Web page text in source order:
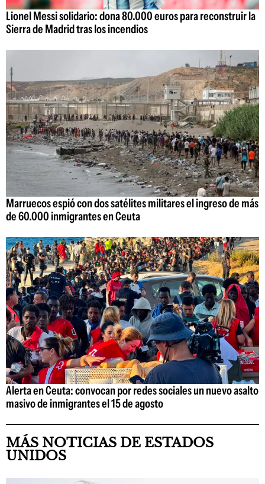
Lionel Messi solidario: dona 80.000 euros para reconstruir la
Sierra de Madrid tras los incendios
Marruecos espió con dos satélites militares el ingreso de más
de 60.000 inmigrantes en Ceuta
Alerta en Ceuta: convocan por redes sociales un nuevo asalto
masivo de inmigrantes el 15 de agosto
MÁS NOTICIAS DE ESTADOS
UNIDOS